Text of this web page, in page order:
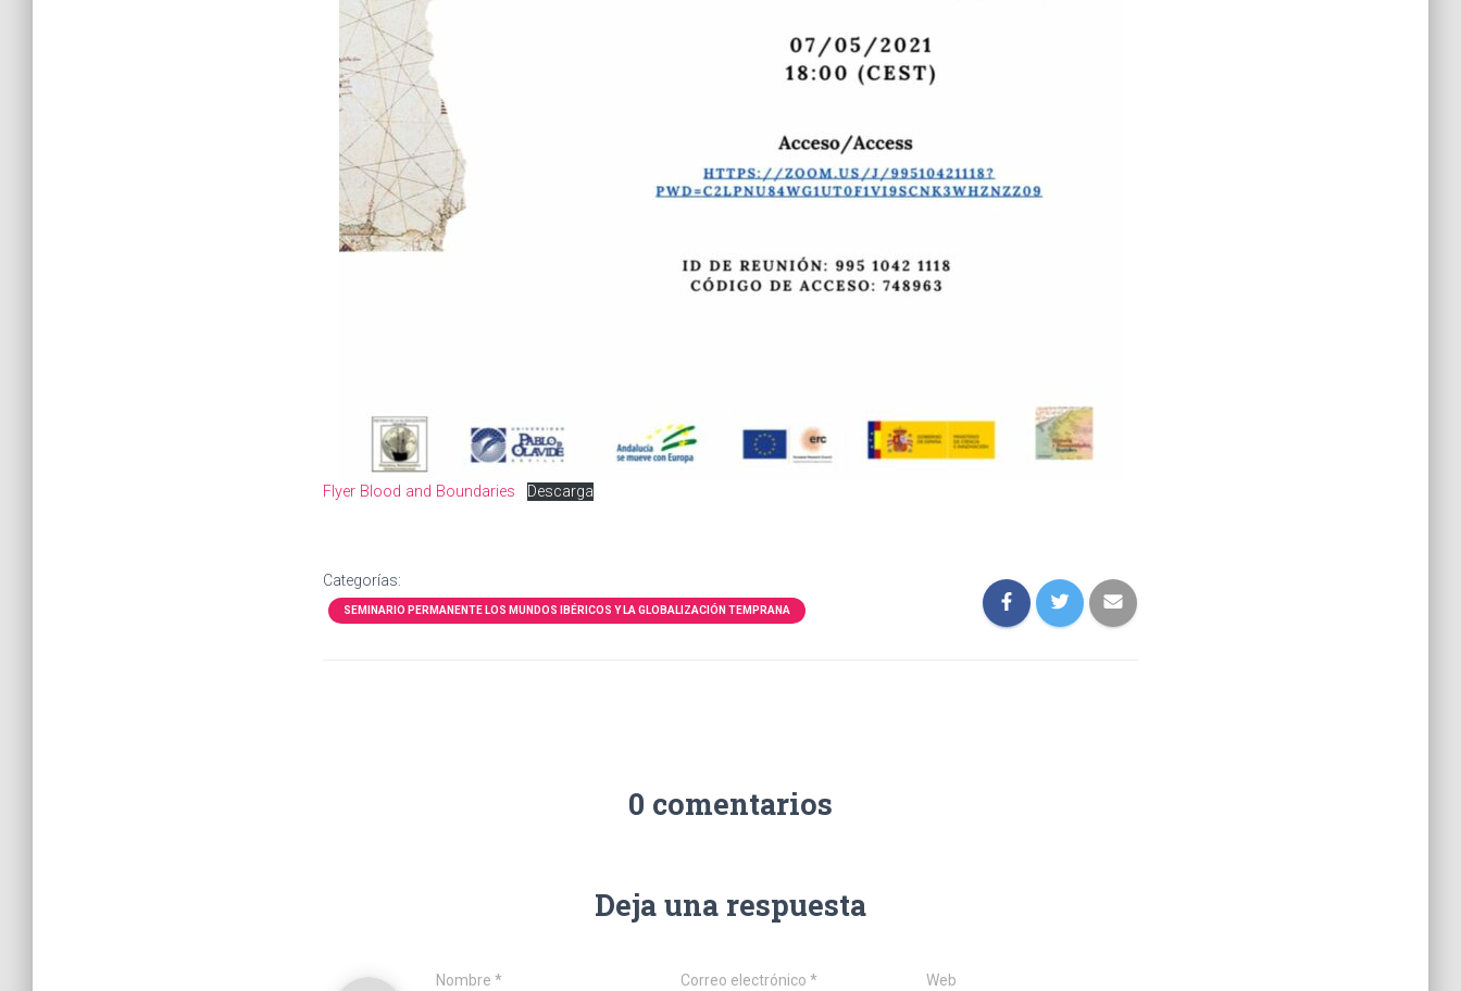
Flyer Blood and Boundaries Descarga
Categorías:
SEMINARIO PERMANENTE LOS MUNDOS IBÉRICOS Y LA GLOBALIZACIÓN TEMPRANA
0 comentarios
Deja una respuesta
Nombre * Correo electrónico* Web